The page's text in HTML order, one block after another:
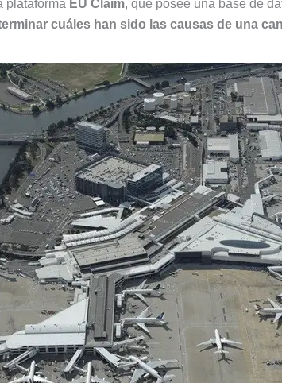
plataforma EU Claim, que posee una base de
cuáles han sido las causas de una